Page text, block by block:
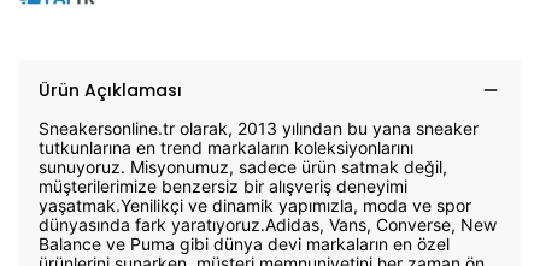
Ürün Açıklaması
Sneakersonline.tr olarak, 2013 yılından bu yana sneaker
tutkunlarına en trend markaların koleksiyonlarını
sunuyoruz. Misyonumuz, sadece ürün satmak değil,
müşterilerimize benzersiz bir alışveriş deneyimi
yaşatmak.Yenilikçi ve dinamik yapımızla, moda ve spor
dünyasında fark yaratıyoruz.Adidas, Vans, Converse, New
Balance ve Puma gibi dünya devi markaların en özel